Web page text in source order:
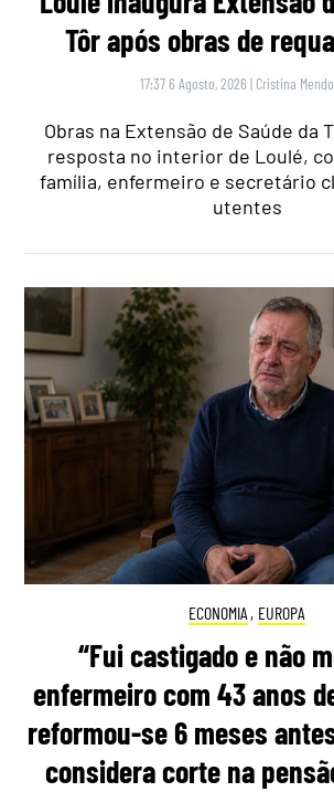
Tôr após obras de
17:37 6 Agosto, 2026 | Cristina
Obras na Extensão de Saúde da
resposta no interior de Loulé,
família, enfermeiro e secretário
utentes
ECONOMIA , EUROPA
“Fui castigado e não
enfermeiro com 43 anos
reformou-se 6 meses
considera corte na